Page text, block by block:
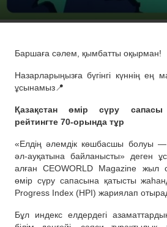
Баршаға сәлем, қымбатты оқырман!
Назарларыңызға бүгінгі күннің ең
ұсынамыз📍
Қазақстан өмір сүру
рейтингте 70-орында тұр
«Елдің әлемдік көшбасшы болуы
әл-ауқатына байланысты» деген
алған CEOWORLD Magazine жыл
өмір сүру сапасына қатысты
Progress Index (HPI) жариялап
Бұл индекс елдердегі